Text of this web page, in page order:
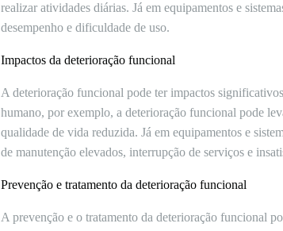
realizar atividades diárias. Já em equipamentos e
desempenho e dificuldade de uso.
Impactos da deterioração funcional
A deterioração funcional pode ter impactos
humano, por exemplo, a deterioração funcional pode
qualidade de vida reduzida. Já em equipamentos e
de manutenção elevados, interrupção de serviços e
Prevenção e tratamento da deterioração funcional
A prevenção e o tratamento da deterioração funcional